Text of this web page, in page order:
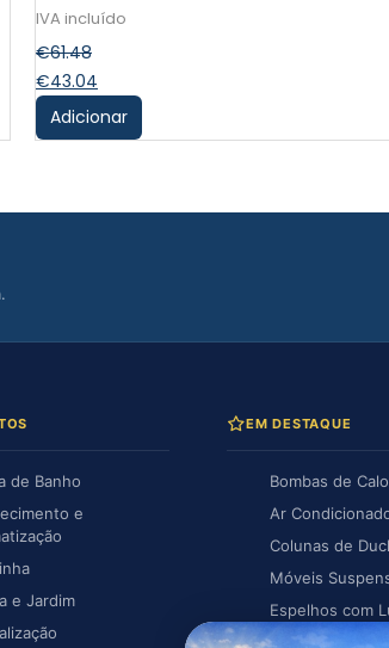
€61.48
€43.04
Adicionar
de Banho
e
e Jardim
EM DESTAQUE
Bombas de
Ar
Colunas de
Móveis
Espelhos com
Piscina